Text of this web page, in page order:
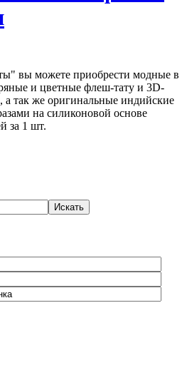
вы можете приобрести модные в
и цветные флеш-тату и 3D-
а так же оригинальные индийские
на силиконовой основе
за 1 шт.